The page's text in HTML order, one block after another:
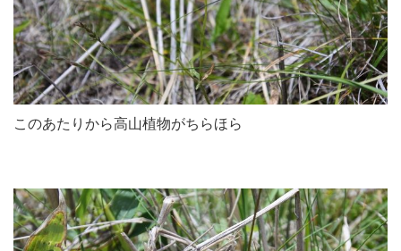
このあたりから高山植物がちらほら